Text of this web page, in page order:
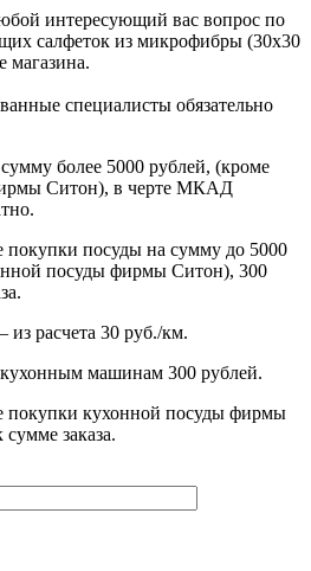
интересующий вас вопрос по
салфеток из микрофибры (30x30
магазина.
специалисты обязательно
более 5000 рублей, (кроме
Ситон), в черте МКАД
покупки посуды на сумму до 5000
посуды фирмы Ситон), 300
расчета 30 руб./км.
кухонным машинам 300 рублей.
покупки кухонной посуды фирмы
заказа.